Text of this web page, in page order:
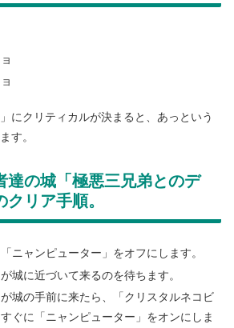
にクリティカルが決まると、あっという
す。
達の城「極悪三兄弟とのデ
リア手順。
ニャンピューター」をオフにします。
城に近づいて来るのを待ちます。
が城の手前に来たら、「クリスタルネコビ
ぐに「ニャンピューター」をオンにしま